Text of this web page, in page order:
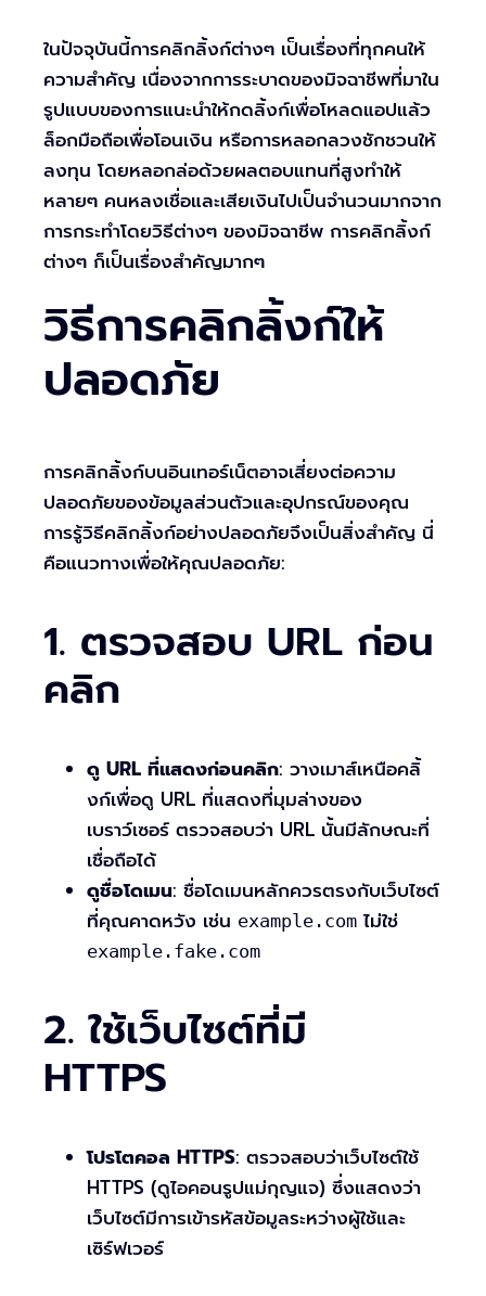
ในปัจจุบันนี้การคลิกลิ้งก์ต่างๆ เป็นเรื่องที่ทุกคนให้
ความสำคัญ เนื่องจากการระบาดของมิจฉาชีพที่มาใน
รูปแบบของการแนะนำให้กดลิ้งก์เพื่อโหลดแอปแล้ว
ล็อกมือถือเพื่อโอนเงิน หรือการหลอกลวงชักชวนให้
ลงทุน โดยหลอกล่อด้วยผลตอบแทนที่สูงทำให้
หลายๆ คนหลงเชื่อและเสียเงินไปเป็นจำนวนมากจาก
การกระทำโดยวิธีต่างๆ ของมิจฉาชีพ การคลิกลิ้งก์
ต่างๆ ก็เป็นเรื่องสำคัญมากๆ
วิธีการคลิกลิ้งก์ให้
ปลอดภัย
การคลิกลิ้งก์บนอินเทอร์เน็ตอาจเสี่ยงต่อความ
ปลอดภัยของข้อมูลส่วนตัวและอุปกรณ์ของคุณ
การรู้วิธีคลิกลิ้งก์อย่างปลอดภัยจึงเป็นสิ่งสำคัญ นี่
คือแนวทางเพื่อให้คุณปลอดภัย:
1. ตรวจสอบ URL ก่อน
คลิก
ดู URL ที่แสดงก่อนคลิก: วางเมาส์เหนือคลิ้
งก์เพื่อดู URL ที่แสดงที่มุมล่างของ
เบราว์เซอร์ ตรวจสอบว่า URL นั้นมีลักษณะที่
เชื่อถือได้
ดูชื่อโดเมน: ชื่อโดเมนหลักควรตรงกับเว็บไซต์
ที่คุณคาดหวัง เช่น example.com ไม่ใช่
example.fake.com
2. ใช้เว็บไซต์ที่มี
HTTPS
โปรโตคอล HTTPS: ตรวจสอบว่าเว็บไซต์ใช้
HTTPS (ดูไอคอนรูปแม่กุญแจ) ซึ่งแสดงว่า
เว็บไซต์มีการเข้ารหัสข้อมูลระหว่างผู้ใช้และ
เซิร์ฟเวอร์